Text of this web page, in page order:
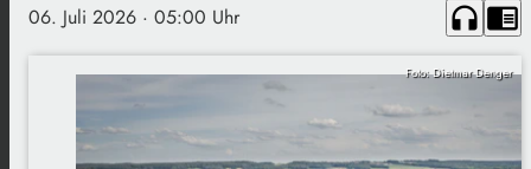
06. Juli 2026 · 05:00 Uhr headphones chrome_reader_mode
Foto: Dietmar Denger